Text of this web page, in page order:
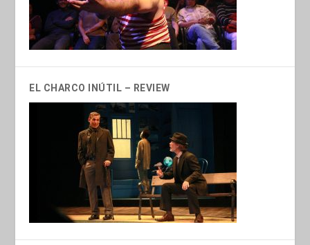
EL CHARCO INÚTIL – REVIEW